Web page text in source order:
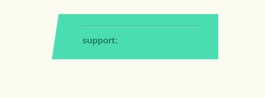
support: